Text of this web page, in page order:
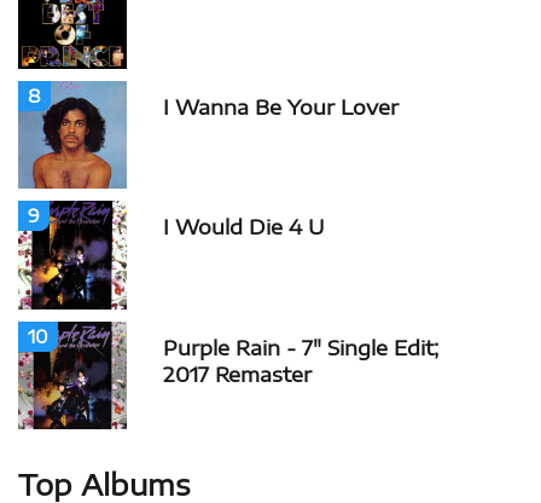
8 I Wanna Be Your Lover
9 I Would Die 4 U
10
Purple Rain - 7" Single Edit;
2017 Remaster
Top Albums